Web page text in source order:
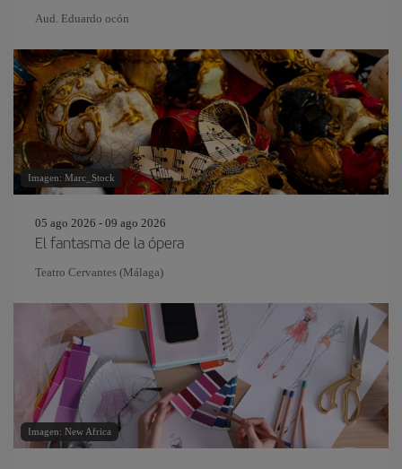
Aud. Eduardo ocón
Imagen: Marc_Stock
05 ago 2026 - 09 ago 2026
El fantasma de la ópera
Teatro Cervantes (Málaga)
Imagen: New Africa